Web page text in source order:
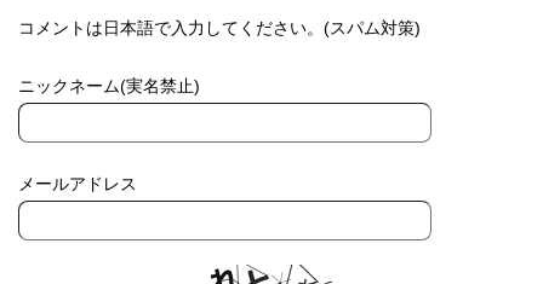
コメントは日本語で入力してください。(スパム対策)
ニックネーム(実名禁止)
メールアドレス